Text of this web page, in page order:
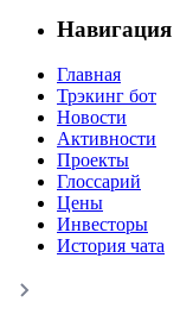
Навигация
Главная
Трэкинг бот
Новости
Активности
Проекты
Глоссарий
Цены
Инвесторы
История чата